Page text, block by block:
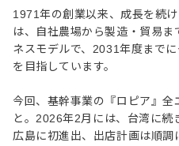
1971年の創業以来、成長を続
は、自社農場から製造・貿易
ネスモデルで、2031年度まで
を目指しています。
今回、基幹事業の『ロピア』
と。2026年2月には、台湾に
広島に初進出、出店計画は順調